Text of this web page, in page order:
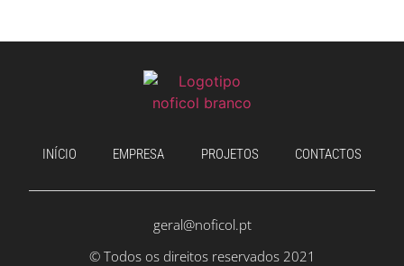
INÍCIO EMPRESA PROJETOS CONTACTOS
geral@noficol.pt
© Todos os direitos reservados 2021